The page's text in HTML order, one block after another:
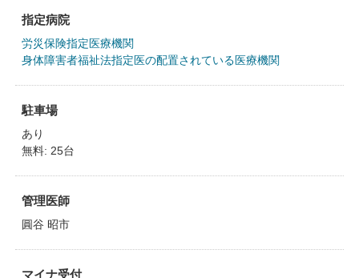
指定病院
労災保険指定医療機関
身体障害者福祉法指定医の配置されている医療機関
駐車場
あり
無料: 25台
管理医師
圓谷 昭市
マイナ受付